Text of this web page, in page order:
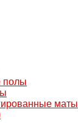
полы
маты